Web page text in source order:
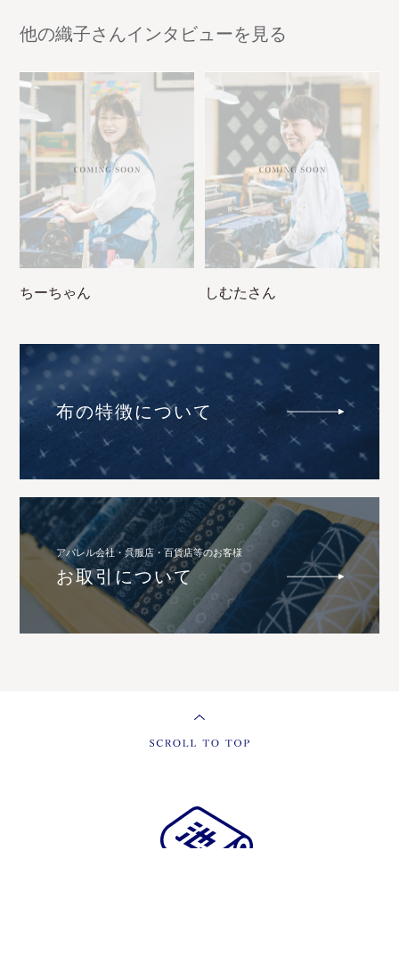
他の織子さんインタビューを見る
ちーちゃん しむたさん
布の特徴について
アパレル会社・呉服店・百貨店等のお客様
お取引について